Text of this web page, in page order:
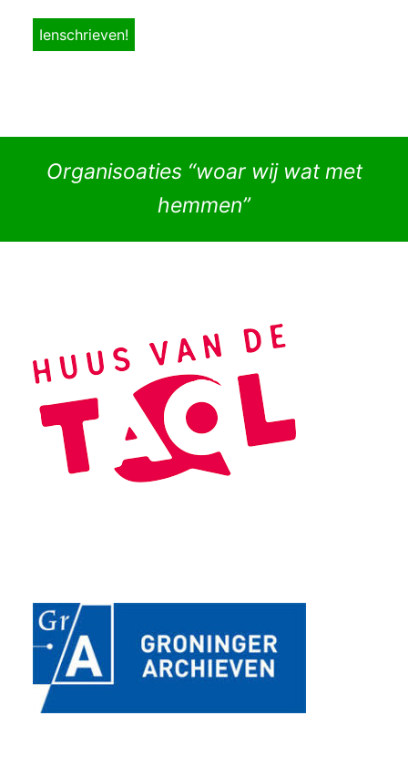
Organisoaties “woar wij wat met
hemmen”